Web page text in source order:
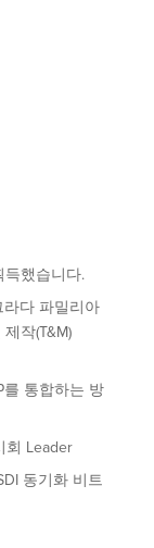
득했습니다.
라다 파밀리아
작(T&M)
를 통합하는 방
회 Leader
동기화 비트